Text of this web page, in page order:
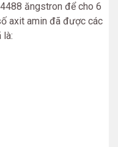
ăngstron để cho 6
axit amin đã được các
là: